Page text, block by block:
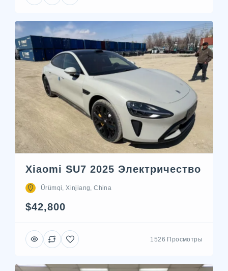
Xiaomi SU7 2025 Электричество
Ürümqi, Xinjiang, China
$42,800
1526 Просмотры